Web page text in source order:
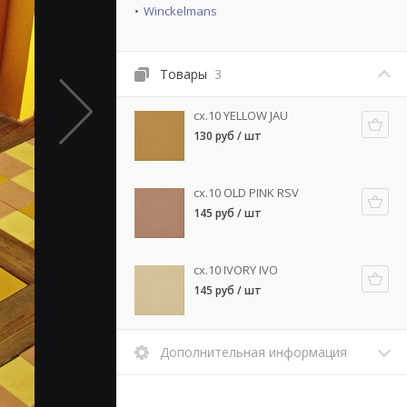
Winckelmans
Товары 3
cx.10 YELLOW JAU
130 руб / шт
cx.10 OLD PINK RSV
145 руб / шт
cx.10 IVORY IVO
145 руб / шт
Дополнительная информация